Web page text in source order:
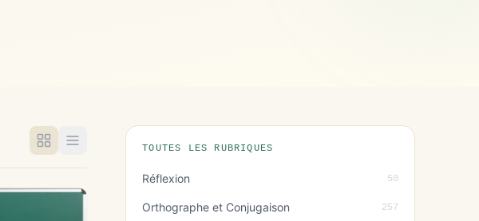
TOUTES LES RUBRIQUES
Réflexion 50
Orthographe et Conjugaison 257